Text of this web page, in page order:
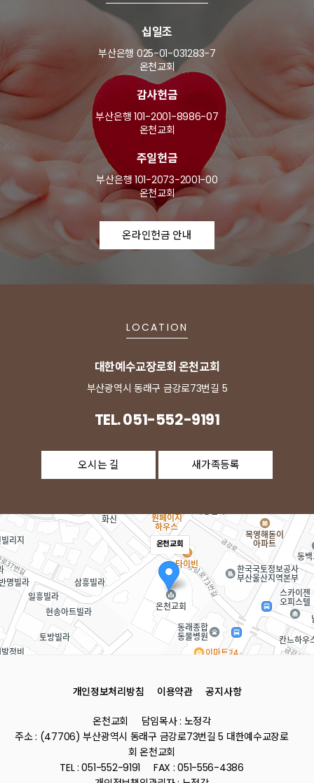
십일조
부산은행 025-01-031283-7
온천교회
감사헌금
부산은행 101-2001-8986-07
온천교회
주일헌금
부산은행 101-2073-2001-00
온천교회
온라인헌금 안내
LOCATION
대한예수교장로회 온천교회
부산광역시 동래구 금강로73번길 5
TEL. 051-552-9191
오시는 길 새가족등록
온천교회
로드뷰
부산 동래구 금강로73번길 5
전화
051-552-9191
개인정보처리방침 이용약관 공지사항
온천교회
담임목사 : 노정각
주소 : (47706) 부산광역시 동래구 금강로73번길 5 대한예수교장로
회 온천교회
TEL : 051-552-9191
FAX : 051-556-4386